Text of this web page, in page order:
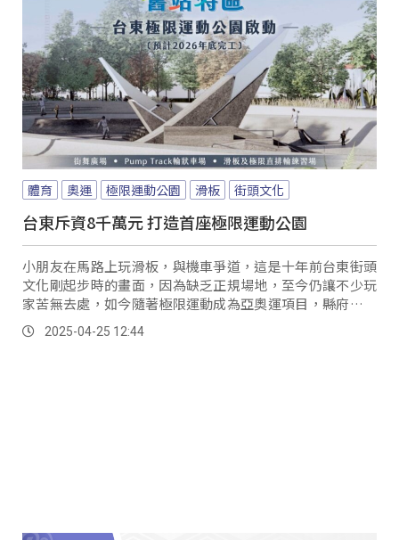
體育 奧運 極限運動公園 滑板 街頭文化
台東斥資8千萬元 打造首座極限運動公園
小朋友在馬路上玩滑板，與機車爭道，這是十年前台東街頭
文化剛起步時的畫面，因為缺乏正規場地，至今仍讓不少玩
家苦無去處，如今隨著極限運動成為亞奧運項目，縣府在體
育署補助5千萬經費下，投入約8千萬元，選定台東警分局旁
閒置空地，將興建全縣首座極限運動公園，21日正式動土，
2025-04-25 12:44